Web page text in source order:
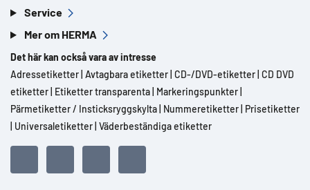
Service
Mer om HERMA
Det här kan också vara av intresse
Adressetiketter Avtagbara etiketter CD-/DVD-etiketter CD DVD
etiketter Etiketter transparenta Markeringspunkter
Pärmetiketter / Insticksryggskylta Nummeretiketter Prisetiketter
Universaletiketter Väderbeständiga etiketter